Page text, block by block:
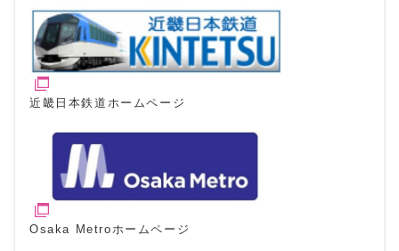
近畿日本鉄道ホームページ
Osaka Metroホームページ